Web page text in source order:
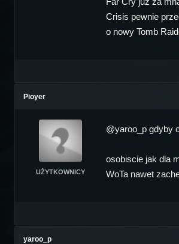
Crisis pewnie
o nowy Tomb
Pioyer
UŻYTKOWNICY
@yaroo_p gdyby
osobiscie jak dla
WoTa nawet
yaroo_p